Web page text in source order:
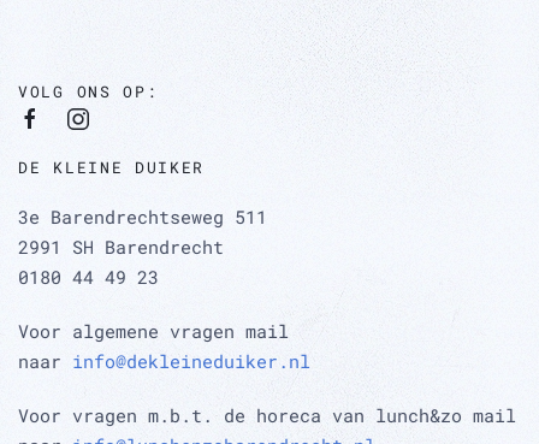
VOLG ONS OP:
DE KLEINE DUIKER
3e Barendrechtseweg 511
2991 SH Barendrecht
0180 44 49 23
Voor algemene vragen mail
naar info@dekleineduiker.nl
Voor vragen m.b.t. de horeca van lunch&zo mail